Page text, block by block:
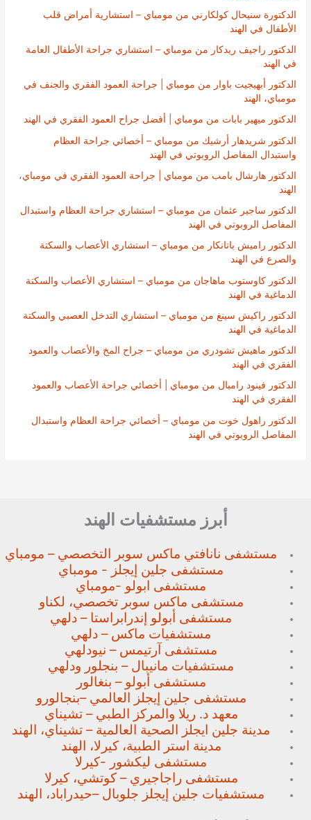
الدكتورة سنيحال كولكارني من مومباي – استشارية أمراض قلب
الأطفال في الهند
الدكتور راجيف ريدكار من مومباي – استشاري جراحة الأطفال العامة
في الهند
الدكتور أبهيجيت باوار من مومباي | جراحة العمود الفقري والجنف في
مومباي، الهند
الدكتور ميهير بابات من مومباي | أفضل جراح العمود الفقري في الهند
الدكتور شريدهار أرشيك من مومباي – أخصائي جراحة العظام
واستبدال المفاصل الروبوتي في الهند
الدكتور هارشال بامب من مومباي | جراحة العمود الفقري في مومباي،
الهند
الدكتور ساجير عثمان من مومباي – استشاري جراحة العظام واستبدال
المفاصل الروبوتي في الهند
الدكتور راميش باتانكار من مومباي – استشاري الأعصاب والسكتة
والصرع في الهند
الدكتور كاوستوب ماهاجان من مومباي – استشاري الأعصاب والسكتة
الدماغية في الهند
الدكتور راكيش سينغ من مومباي – استشاري التدخل العصبي والسكتة
الدماغية في الهند
الدكتور ماهيش تشودري من مومباي – جراح المخ والأعصاب والعمود
الفقري في الهند
الدكتور فينود رامبال من مومباي | أخصائي جراحة الأعصاب والعمود
الفقري في الهند
الدكتور راهول خوت من مومباي – أخصائي جراحة العظام واستبدال
المفاصل الروبوتي في الهند
أبرز مستشفيات الهند
مستشفى نانافتي ماكس سوبر التخصصي – مومباي
مستشفى جلين إيجلز - مومباي
مستشفى ابولو -مومباي
مستشفى ماكس سوبر تخصصي، لكناو
مستشفى أبولو إندرابراستا – دلهي
مستشفيات ماكس – دلهي
مستشفى آرتيمس – نيودلهي
مستشفيات مانيبال – بنجلور ودلهي
مستشفى أبولو – بنغالور
مستشفى جلين إيجلز العالمي –بنجالورو
معهد د. ريلا والمركز الطبي – تشيناي
مدينة جلين ايجلز الصحية العالمية – تشيناي، الهند
مدينة استر الطبية، كيرلا، الهند
مستشفى ليكشور -كيرلا
مستشفى راجاجيري – كوتشي، كيرلا
مستشفيات جلين إيجلز جلوبال –حيدراباد، الهند